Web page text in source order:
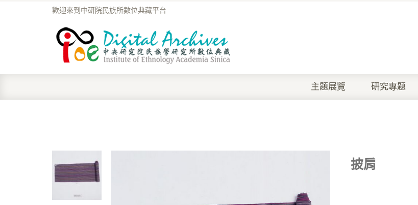
歡迎來到中研院民族所數位典藏平台
主題展覽 研究專題
披肩